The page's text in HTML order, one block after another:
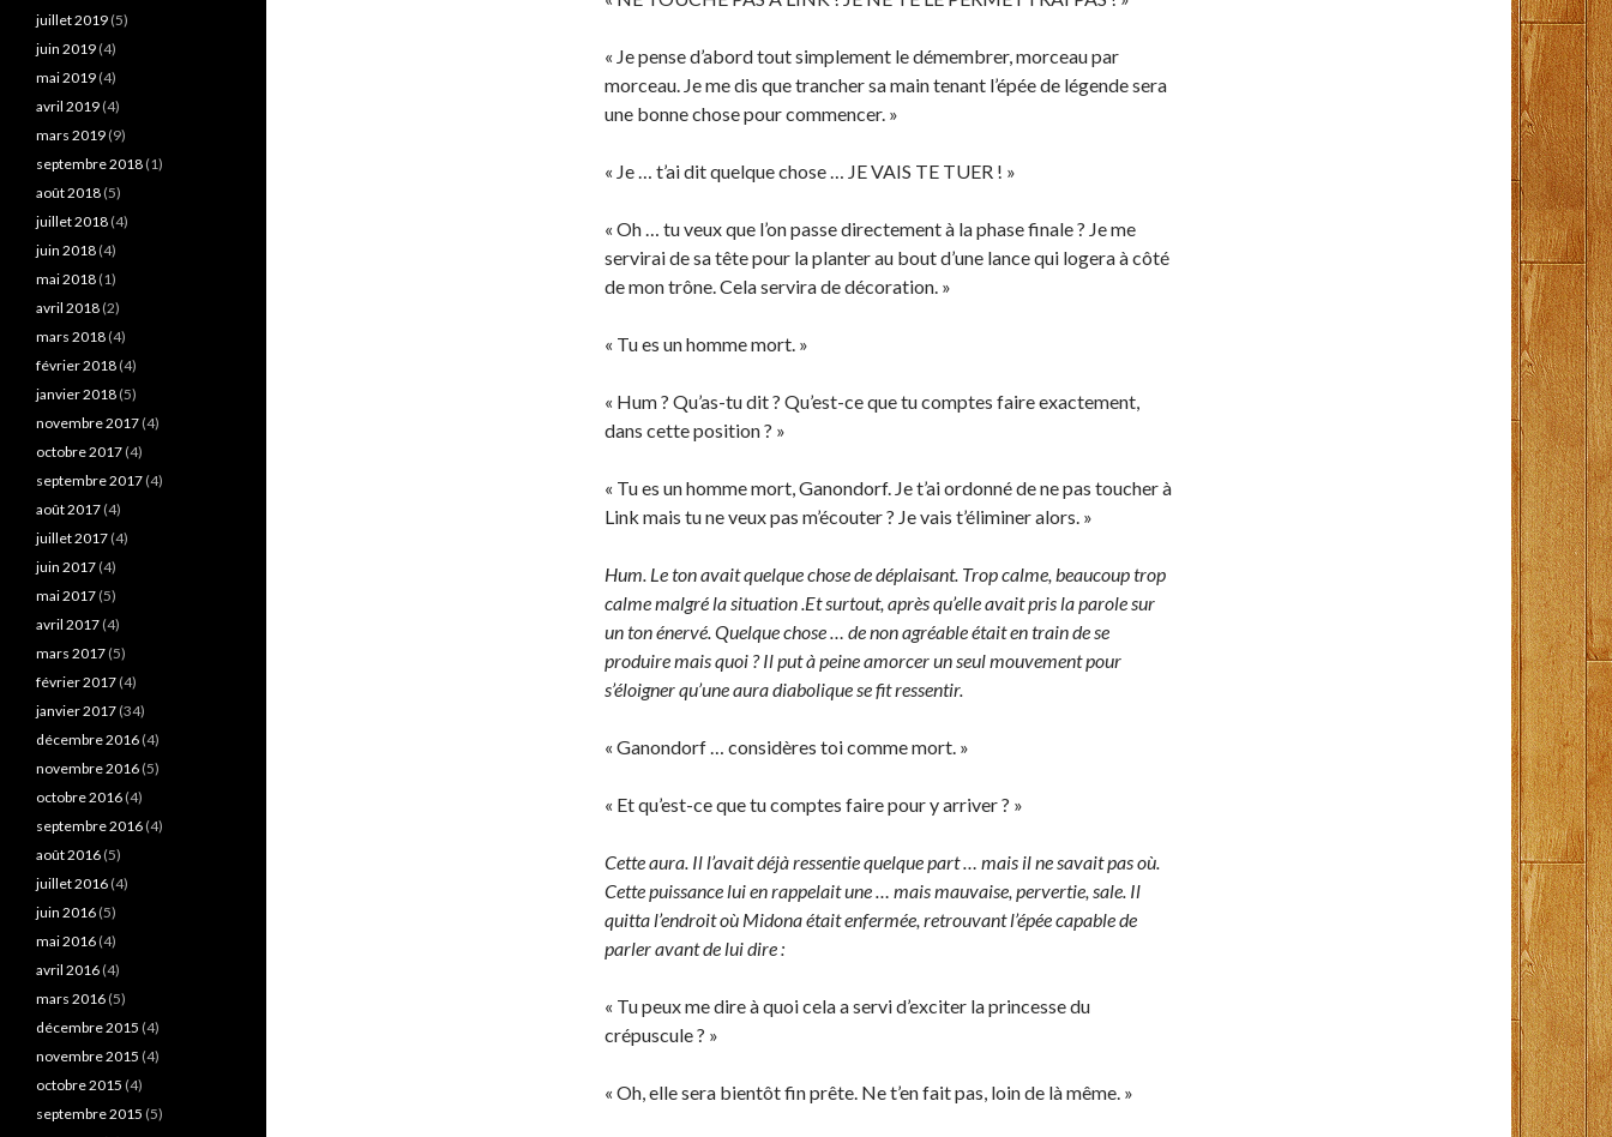
« Je pense d’abord tout simplement le démembrer, morceau par
morceau. Je me dis que trancher sa main tenant l’épée de légende sera
une bonne chose pour commencer. »
« Je … t’ai dit quelque chose … JE VAIS TE TUER ! »
« Oh … tu veux que l’on passe directement à la phase finale ? Je me
servirai de sa tête pour la planter au bout d’une lance qui logera à côté
de mon trône. Cela servira de décoration. »
« Tu es un homme mort. »
« Hum ? Qu’as-tu dit ? Qu’est-ce que tu comptes faire exactement,
dans cette position ? »
« Tu es un homme mort, Ganondorf. Je t’ai ordonné de ne pas toucher à
Link mais tu ne veux pas m’écouter ? Je vais t’éliminer alors. »
Hum. Le ton avait quelque chose de déplaisant. Trop calme, beaucoup trop
calme malgré la situation .Et surtout, après qu’elle avait pris la parole sur
un ton énervé. Quelque chose … de non agréable était en train de se
produire mais quoi ? Il put à peine amorcer un seul mouvement pour
s’éloigner qu’une aura diabolique se fit ressentir.
« Ganondorf … considères toi comme mort. »
« Et qu’est-ce que tu comptes faire pour y arriver ? »
Cette aura. Il l’avait déjà ressentie quelque part … mais il ne savait pas où.
Cette puissance lui en rappelait une … mais mauvaise, pervertie, sale. Il
quitta l’endroit où Midona était enfermée, retrouvant l’épée capable de
parler avant de lui dire :
« Tu peux me dire à quoi cela a servi d’exciter la princesse du
crépuscule ? »
« Oh, elle sera bientôt fin prête. Ne t’en fait pas, loin de là même. »
juillet 2019 (5)
juin 2019 (4)
mai 2019 (4)
avril 2019 (4)
mars 2019 (9)
septembre 2018 (1)
août 2018 (5)
juillet 2018 (4)
juin 2018 (4)
mai 2018 (1)
avril 2018 (2)
mars 2018 (4)
février 2018 (4)
janvier 2018 (5)
novembre 2017 (4)
octobre 2017 (4)
septembre 2017 (4)
août 2017 (4)
juillet 2017 (4)
juin 2017 (4)
mai 2017 (5)
avril 2017 (4)
mars 2017 (5)
février 2017 (4)
janvier 2017 (34)
décembre 2016 (4)
novembre 2016 (5)
octobre 2016 (4)
septembre 2016 (4)
août 2016 (5)
juillet 2016 (4)
juin 2016 (5)
mai 2016 (4)
avril 2016 (4)
mars 2016 (5)
décembre 2015 (4)
novembre 2015 (4)
octobre 2015 (4)
septembre 2015 (5)